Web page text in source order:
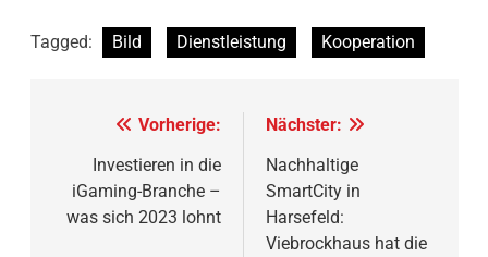
Tagged: Bild Dienstleistung Kooperation
Beitragsnavigation
Vorherige:
Investieren in die
iGaming-Branche –
was sich 2023 lohnt
Nächster:
Nachhaltige
SmartCity in
Harsefeld:
Viebrockhaus hat die